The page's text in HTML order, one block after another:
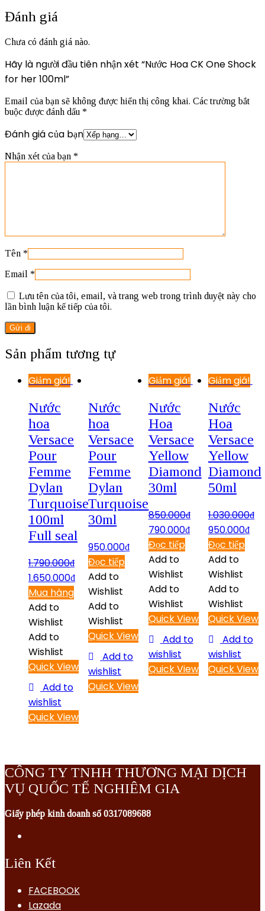
Đánh giá
Chưa có đánh giá nào.
Hãy là người đầu tiên nhận xét “Nước Hoa CK One Shock
for her 100ml”
Email của bạn sẽ không được hiển thị công khai. Các trường bắt
buộc được đánh dấu *
Đánh giá của bạn
Nhận xét của bạn *
Tên *
Email *
Lưu tên của tôi, email, và trang web trong trình duyệt này cho
lần bình luận kế tiếp của tôi.
Sản phẩm tương tự
Giảm giá!
Nước
hoa
Versace
Pour
Femme
Dylan
Turquoise
100ml
Full seal
1.790.000₫
1.650.000₫
Mua hàng
Add to
Wishlist
Add to
Wishlist
Quick View
Add to
wishlist
Quick View
Nước
hoa
Versace
Pour
Femme
Dylan
Turquoise
30ml
950.000₫
Đọc tiếp
Add to
Wishlist
Add to
Wishlist
Quick View
Add to
wishlist
Quick View
Giảm giá!
Nước
Hoa
Versace
Yellow
Diamond
30ml
850.000₫
790.000₫
Đọc tiếp
Add to
Wishlist
Add to
Wishlist
Quick View
Add to
wishlist
Quick View
Giảm giá!
Nước
Hoa
Versace
Yellow
Diamond
50ml
1.030.000₫
950.000₫
Đọc tiếp
Add to
Wishlist
Add to
Wishlist
Quick View
Add to
wishlist
Quick View
CÔNG TY TNHH THƯƠNG MẠI DỊCH
VỤ QUỐC TẾ NGHIÊM GIA
Giấy phép kinh doanh số 0317089688
Liên Kết
FACEBOOK
Lazada